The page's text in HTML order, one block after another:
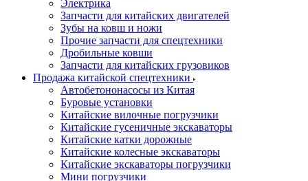
Электрика
Запчасти для китайских двигателей
Зубы на ковш и ножи
Прочие запчасти для спецтехники
Дробильные ковши
Запчасти для китайских грузовиков
Продажа китайской спецтехники
Автобетононасосы из Китая
Буровые установки
Китайские вилочные погрузчики
Китайские гусеничные экскаваторы
Китайские катки дорожные
Китайские колесные экскаваторы
Китайские экскаваторы погрузчики
Мини погрузчики